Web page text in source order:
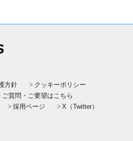
方針
クッキーポリシー
ご質問・ご要望はこちら
採用ページ
X（Twitter）